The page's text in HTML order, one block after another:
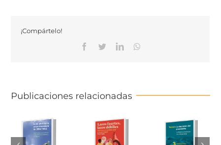
¡Compártelo!
Facebook
TwitterLinkedinWhatsapp
Publicaciones relacionadas